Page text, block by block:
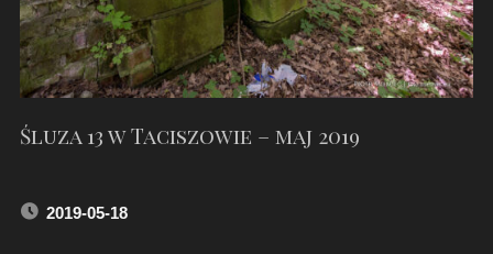
MAJ
2019"
Śluza 13 w Taciszowie – maj 2019
2019-05-18